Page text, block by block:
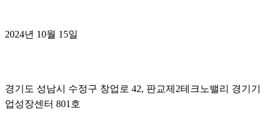
2024년 10월 15일
경기도 성남시 수정구 창업로 42, 판교제2테크노밸리 경기기
업성장센터 801호